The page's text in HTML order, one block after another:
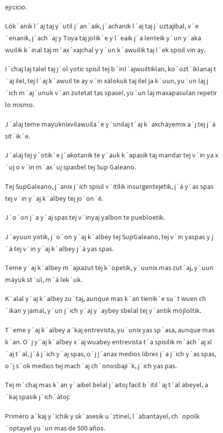
ejrcicio.
Lók´anik l´aj taj y´util j´an´aik, j´achanik l´aj taj j´uztajibal, v´e
´enanik, j´ach´aj y Toya taj jolik´e y l´eaik j´a lenteik y´un y´aka
wuilik k´inal taj m´ax´xajchal y y´un k´awuilik taj l´ek spisil vin ay.
I´chaj laj talel taj j´ol yotic spisil tej b´inl´ajwuiltiklan, ko´ozt´íklanaj t
´aj ilel, tej l´aj k´awuil te ay v´in xálokuk taj ilel ja k´uun, yu´un laj j
´ich m´aj´unuk v´an zutetat tas spasel, yu´un laj maxapasulan repetir
lo mismo.
J´alaj teme mayuknixvilawuila´e y´unilaj t´aj k´axcháyemix a´j tej j´á
sit´ik´e.
J´alaj tej y´otik´e j´akotanik te y´auk k´apasik taj mandar tej v´in ya x
´uj o v´in m´ax´uj spasbel tej Sup Galeano.
Tej SupGaleano, j´anix j´ich spisil v´itílik insurgentejetik, j´á y´as spas
tej v´in y´aj k´albey tej jo´on´é.
J´o´on j´a y´aj spas tej v´inyaj yalbon te puebloetik.
J´ayuun yotik, j´o´on y´aj k´albey tej SupGaleano, tej v´in yaspas y j
´á tej v´in y´aj k´albey j´á yas spas.
Teme y´aj k´albey m´ajxazut téj k´opetik, y´uunix mas zut´aj, y´uun
máyuk st´ul, m´á lek´uk.
K´alal y´aj k´albey zu´taj, aunque mas k´an tienik´e su´t wuen ch
´ikan y jamal, y´un j´ich y´aj y´aybey sbelal tej y´antik mójloltik.
T´eme y´aj k´albey a´kaj entrevista, yu´unix yas sp´asa, aunque mas
k´an. O´j y´aj k´albey x´aj wuabey entrevista t´a spisilik m´ach´aj xl
´aj t´al, j´á j´ich y´aj spas, o´j j´anax medios libres j´a j´ich y´as spas,
o´j s´ok medios tej mach´aj ch´onosbaji´k, j´ich yas pas.
Tej m´chaj mas k´an y´aibel belal j´aitoj facil b´itil´aj t´al abeyel, a
´kaj spasik j´ich´átoj:
Primero a´kaj y´ichik y sk´asesik u´ztinel, l´abantayel, ch´opolk
´optayel yu´un mas de 500 años.